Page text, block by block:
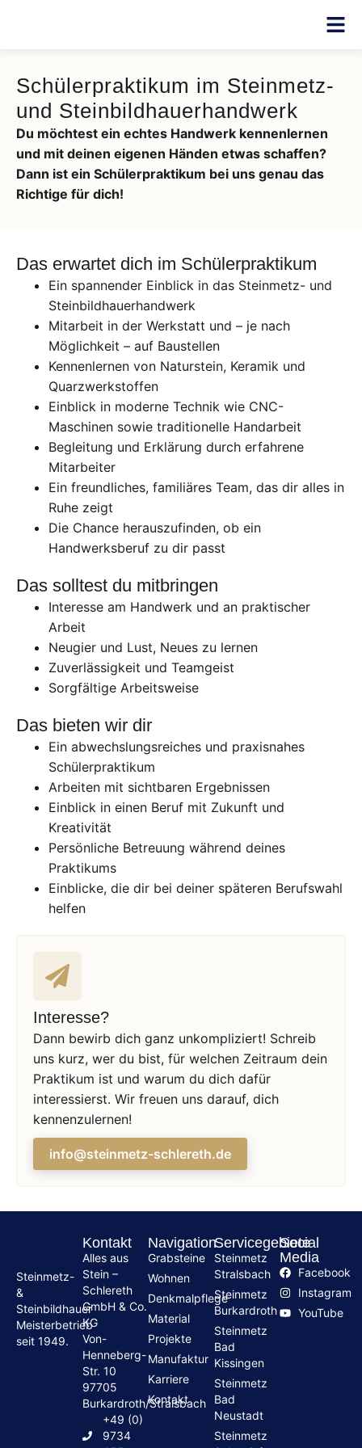
Schülerpraktikum im Steinmetz-
und Steinbildhauerhandwerk
Du möchtest ein echtes Handwerk kennenlernen
und mit deinen eigenen Händen etwas schaffen?
Dann ist ein Schülerpraktikum bei uns genau das
Richtige für dich!
Das erwartet dich im Schülerpraktikum
Ein spannender Einblick in das Steinmetz- und
Steinbildhauerhandwerk
Mitarbeit in der Werkstatt und – je nach
Möglichkeit – auf Baustellen
Kennenlernen von Naturstein, Keramik und
Quarzwerkstoffen
Einblick in moderne Technik wie CNC-
Maschinen sowie traditionelle Handarbeit
Begleitung und Erklärung durch erfahrene
Mitarbeiter
Ein freundliches, familiäres Team, das dir alles in
Ruhe zeigt
Die Chance herauszufinden, ob ein
Handwerksberuf zu dir passt
Das solltest du mitbringen
Interesse am Handwerk und an praktischer
Arbeit
Neugier und Lust, Neues zu lernen
Zuverlässigkeit und Teamgeist
Sorgfältige Arbeitsweise
Das bieten wir dir
Ein abwechslungsreiches und praxisnahes
Schülerpraktikum
Arbeiten mit sichtbaren Ergebnissen
Einblick in einen Beruf mit Zukunft und
Kreativität
Persönliche Betreuung während deines
Praktikums
Einblicke, die dir bei deiner späteren Berufswahl
helfen
Interesse?
Dann bewirb dich ganz unkompliziert! Schreib
uns kurz, wer du bist, für welchen Zeitraum dein
Praktikum ist und warum du dich dafür
interessierst. Wir freuen uns darauf, dich
kennenzulernen!
info@steinmetz-schlereth.de
Steinmetz-
&
Steinbildhauer
Meisterbetrieb
seit 1949.
Kontakt
Alles aus
Stein –
Schlereth
GmbH & Co.
KG
Von-
Henneberg-
Str. 10
97705
Burkardroth/Stralsbach
+49 (0)
9734
Navigation
Grabsteine
Wohnen
Denkmalpflege
Material
Projekte
Manufaktur
Karriere
Kontakt
Servicegebiete
Steinmetz
Stralsbach
Steinmetz
Burkardroth
Steinmetz
Bad
Kissingen
Steinmetz
Bad
Neustadt
Steinmetz
Social
Media
Facebook
Instagram
YouTube